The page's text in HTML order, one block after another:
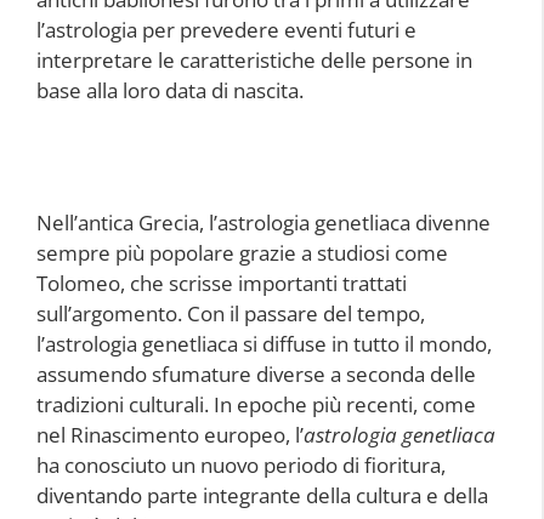
l’astrologia per prevedere eventi futuri e
interpretare le caratteristiche delle persone in
base alla loro data di nascita.
Nell’antica Grecia, l’astrologia genetliaca divenne
sempre più popolare grazie a studiosi come
Tolomeo, che scrisse importanti trattati
sull’argomento. Con il passare del tempo,
l’astrologia genetliaca si diffuse in tutto il mondo,
assumendo sfumature diverse a seconda delle
tradizioni culturali. In epoche più recenti, come
nel Rinascimento europeo, l’astrologia genetliaca
ha conosciuto un nuovo periodo di fioritura,
diventando parte integrante della cultura e della